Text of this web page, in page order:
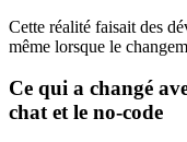
Cette réalité faisait des
même lorsque le
Ce qui a changé
chat et le no-code